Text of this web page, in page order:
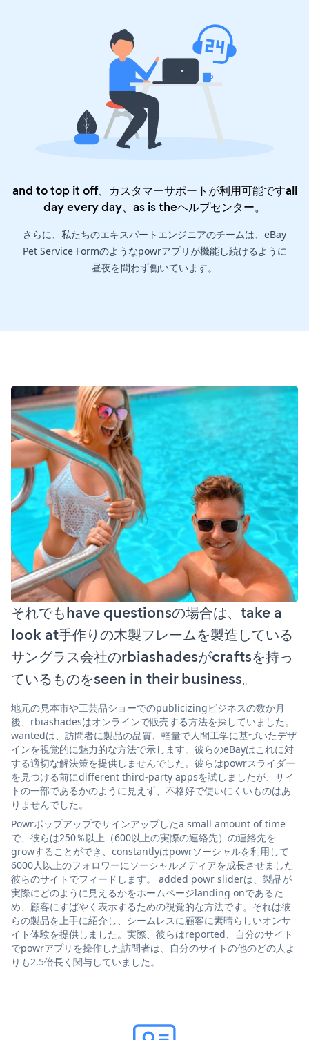
and to top it off、カスタマーサポートが利用可能ですall
day every day、as is theヘルプセンター。
さらに、私たちのエキスパートエンジニアのチームは、eBay
Pet Service Formのようなpowrアプリが機能し続けるように
昼夜を問わず働いています。
それでもhave questionsの場合は、take a
look at手作りの木製フレームを製造している
サングラス会社のrbiashadesがcraftsを持っ
ているものをseen in their business。
地元の見本市や工芸品ショーでのpublicizingビジネスの数か月
後、rbiashadesはオンラインで販売する方法を探していました。
wantedは、訪問者に製品の品質、軽量で人間工学に基づいたデザ
インを視覚的に魅力的な方法で示します。彼らのeBayはこれに対
する適切な解決策を提供しませんでした。彼らはpowrスライダー
を見つける前にdifferent third-party appsを試しましたが、サイ
トの一部であるかのように見えず、不格好で使いにくいものはあ
りませんでした。
Powrポップアップでサインアップしたa small amount of time
で、彼らは250％以上（600以上の実際の連絡先）の連絡先を
growすることができ、constantlyはpowrソーシャルを利用して
6000人以上のフォロワーにソーシャルメディアを成長させました
彼らのサイトでフィードします。 added powr sliderは、製品が
実際にどのように見えるかをホームページlanding onであるた
め、顧客にすばやく表示するための視覚的な方法です。それは彼
らの製品を上手に紹介し、シームレスに顧客に素晴らしいオンサ
イト体験を提供しました。実際、彼らはreported、自分のサイト
でpowrアプリを操作した訪問者は、自分のサイトの他のどの人よ
りも2.5倍長く関与していました。